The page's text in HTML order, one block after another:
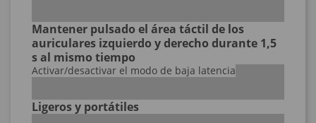
Mantener pulsado el área táctil de los
auriculares izquierdo y derecho durante 1,5
s al mismo tiempo
Activar/desactivar el modo de baja latencia
Ligeros y portátiles